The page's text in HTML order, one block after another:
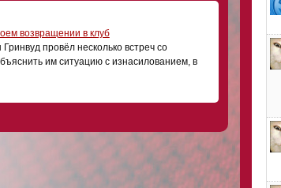
возвращении в клуб
провёл несколько встреч со
им ситуацию с изнасилованием, в